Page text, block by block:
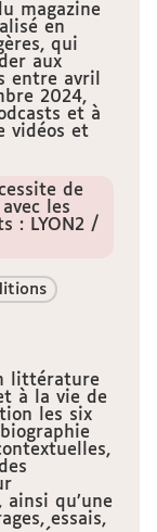
magazine
en
qui
aux
entre avril
2024,
et à
vidéos et
de
les
: LYON2 /
littérature
à la vie de
les six
qu’une
essais,